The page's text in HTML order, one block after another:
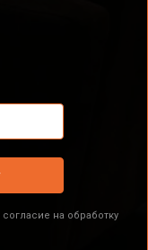
на обработку